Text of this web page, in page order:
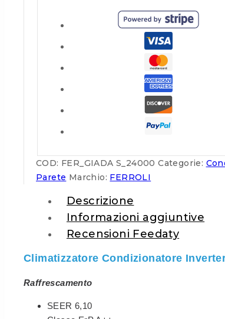
COD: FER_GIADA S_24000 Categorie:
Parete Marchio: FERROLI
Descrizione
Informazioni aggiuntive
Recensioni Feedaty
Climatizzatore Condizionatore
Raffrescamento
SEER 6,10